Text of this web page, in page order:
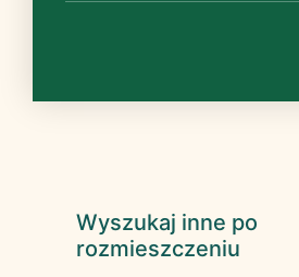
Wyszukaj inne po
rozmieszczeniu